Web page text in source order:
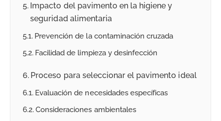
Impacto del pavimento en la higiene y
seguridad alimentaria
Prevención de la contaminación cruzada
Facilidad de limpieza y desinfección
Proceso para seleccionar el pavimento ideal
Evaluación de necesidades específicas
Consideraciones ambientales